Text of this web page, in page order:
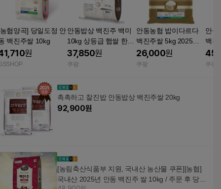
협양곡] 당일도정 안
백진주쌀 10kg
원
안동밥상 백진주 백미
10kg 상등급 햅쌀 한국
라이스텍
37,850원
쿠팡
안동농협 밥이다르다
백진주쌀 5kg 2025년
산 햅쌀 상등급 더조은
푸드
26,000원
쿠팡
안동
백진
산
미 국내산 신선식품 곡
쿠팡
촉촉하고 찰진밥 안동밥상 백진주쌀 20kg
92,900원
[농림축산식품부 지원, 국내산 농산물 쿠폰][농협]
국내산 2025년 안동 백진주 쌀 10kg / 주문 후 당일